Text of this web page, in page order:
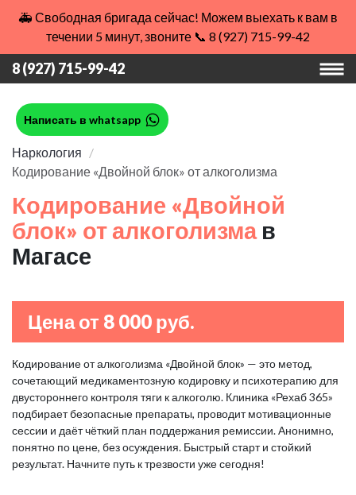
🚑 Свободная бригада сейчас! Можем выехать к вам в
течении 5 минут, звоните 📞 8 (927) 715-99-42
8 (927) 715-99-42
Написать в whatsapp
Наркология
Кодирование «Двойной блок» от алкоголизма
Кодирование «Двойной
блок» от алкоголизма в
Магасе
Цена от 8 000 руб.
Кодирование от алкоголизма «Двойной блок» — это метод,
сочетающий медикаментозную кодировку и психотерапию для
двустороннего контроля тяги к алкоголю. Клиника «Рехаб 365»
подбирает безопасные препараты, проводит мотивационные
сессии и даёт чёткий план поддержания ремиссии. Анонимно,
понятно по цене, без осуждения. Быстрый старт и стойкий
результат. Начните путь к трезвости уже сегодня!